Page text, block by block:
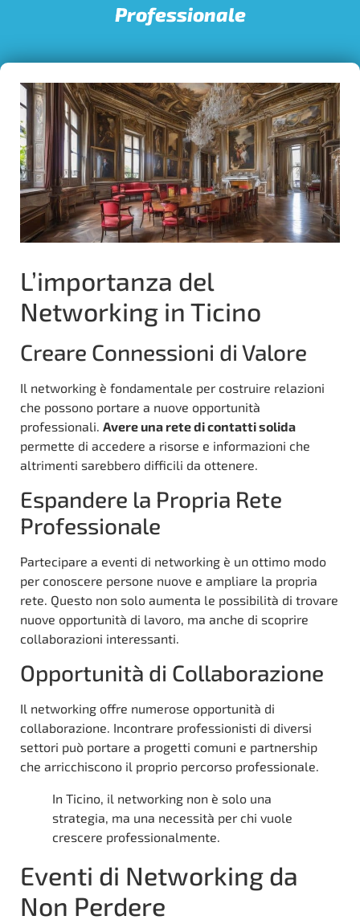
Professionale
L’importanza del
Networking in Ticino
Creare Connessioni di Valore
Il networking è fondamentale per costruire relazioni
che possono portare a nuove opportunità
professionali. Avere una rete di contatti solida
permette di accedere a risorse e informazioni che
altrimenti sarebbero difficili da ottenere.
Espandere la Propria Rete
Professionale
Partecipare a eventi di networking è un ottimo modo
per conoscere persone nuove e ampliare la propria
rete. Questo non solo aumenta le possibilità di trovare
nuove opportunità di lavoro, ma anche di scoprire
collaborazioni interessanti.
Opportunità di Collaborazione
Il networking offre numerose opportunità di
collaborazione. Incontrare professionisti di diversi
settori può portare a progetti comuni e partnership
che arricchiscono il proprio percorso professionale.
In Ticino, il networking non è solo una
strategia, ma una necessità per chi vuole
crescere professionalmente.
Eventi di Networking da
Non Perdere